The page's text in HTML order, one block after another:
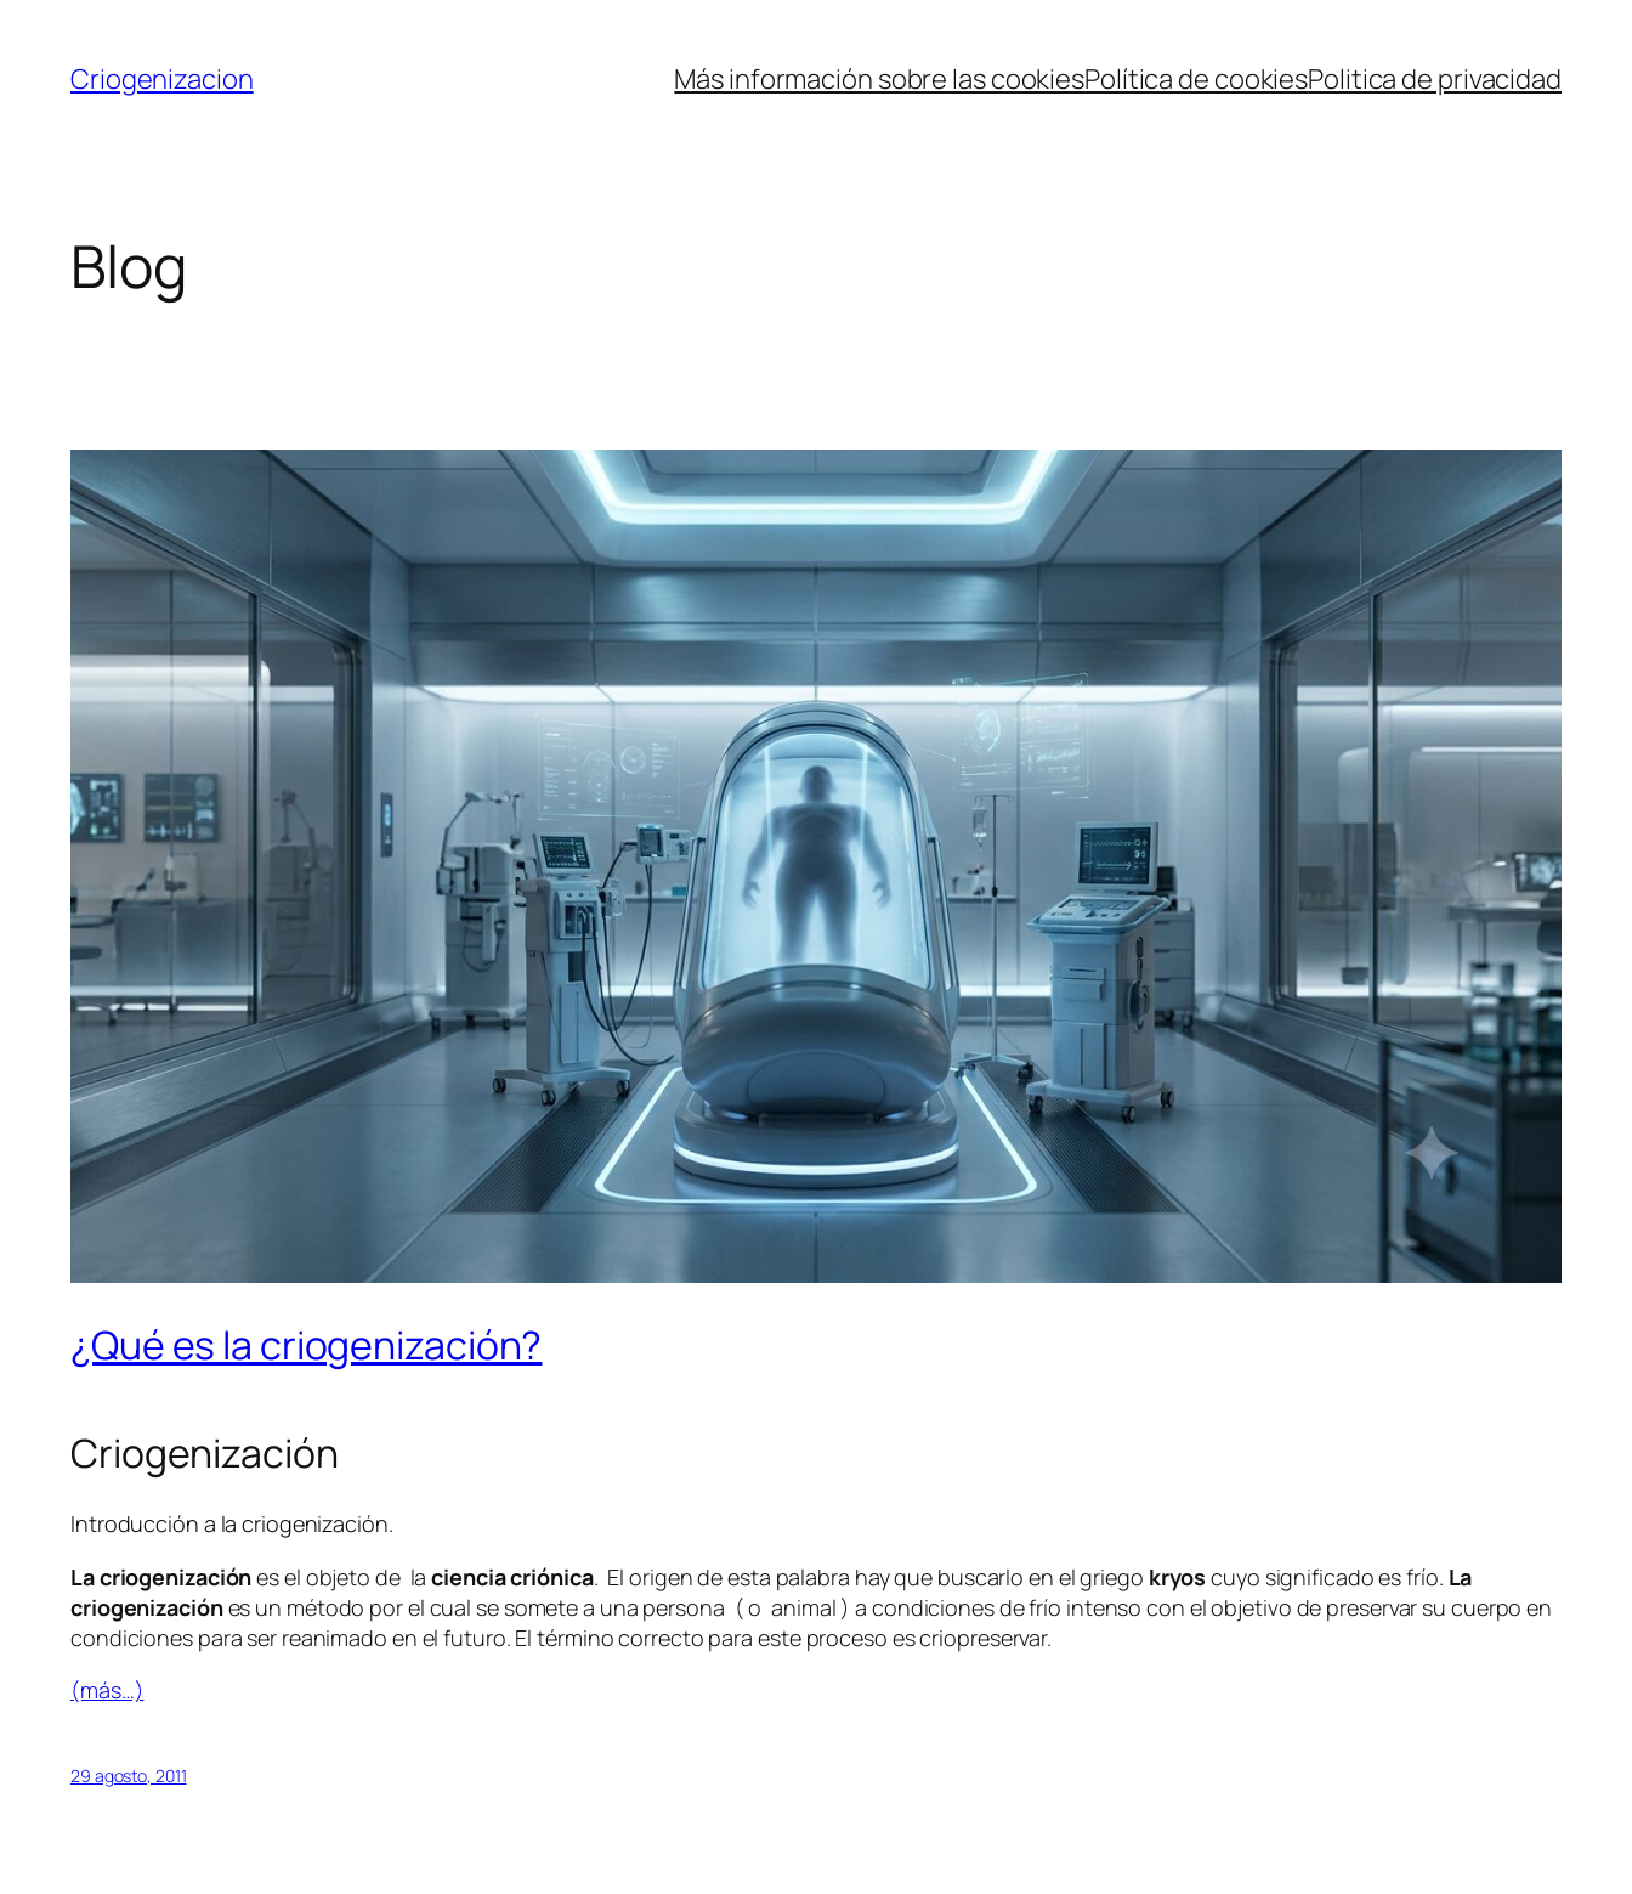
contenido
Criogenizacion Más información sobre las cookiesPolítica de cookiesPolitica de privacidad
Blog
¿Qué es la criogenización?
Criogenización
Introducción a la criogenización.
La criogenizaciónes el objeto de laciencia criónica. El origen de esta palabra hay que buscarlo en el griego kryos cuyo significado es frío. La
criogenizaciónes un método por el cual se somete a una persona ( o animal ) a condiciones de frío intenso con el objetivo de preservar su cuerpo en
condiciones para ser reanimado en el futuro. El término correcto para este proceso es criopreservar.
(más…)
29 agosto, 2011